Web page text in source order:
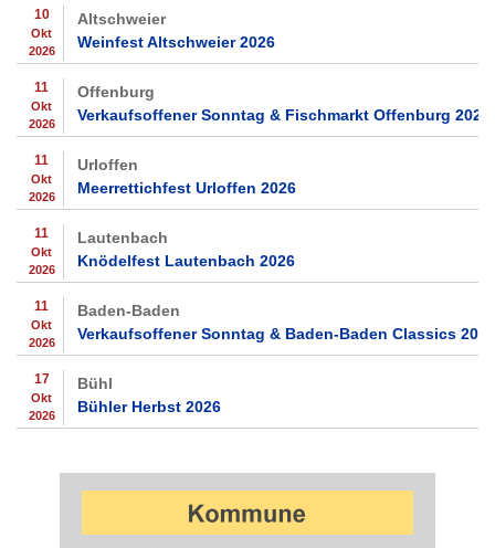
10
Okt
2026
Altschweier
Weinfest Altschweier 2026
11
Okt
2026
Offenburg
Verkaufsoffener Sonntag & Fischmarkt Offenburg 2026
11
Okt
2026
Urloffen
Meerrettichfest Urloffen 2026
11
Okt
2026
Lautenbach
Knödelfest Lautenbach 2026
11
Okt
2026
Baden-Baden
Verkaufsoffener Sonntag & Baden-Baden Classics 2026
17
Okt
2026
Bühl
Bühler Herbst 2026